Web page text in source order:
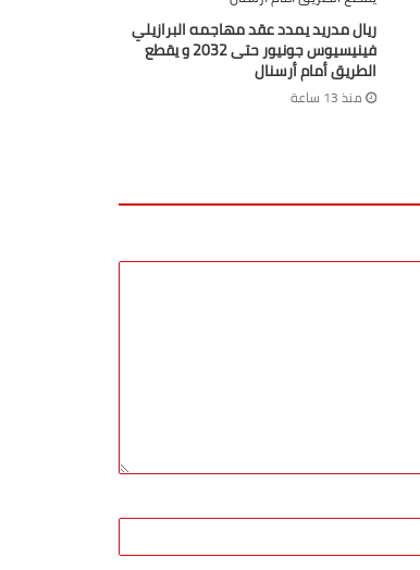
ريال مدريد يمدد عقد مهاجمه البرازيلي
فينيسيوس جونيور حتى 2032 و يقطع
الطريق أمام أرسنال
منذ 13 ساعة